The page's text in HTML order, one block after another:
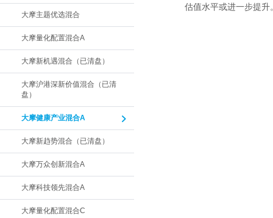
大摩主题优选混合
大摩量化配置混合A
大摩新机遇混合（已清盘）
大摩沪港深新价值混合（已清
盘）
大摩健康产业混合A
大摩新趋势混合（已清盘）
大摩万众创新混合A
大摩科技领先混合A
大摩量化配置混合C
估值水平或进一步提